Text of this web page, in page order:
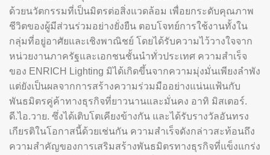
ด้วยนวัตกรรมที่เป็นมิตรต่อสิ่งแวดล้อม เพื่อยกระดับคุณภาพ
ชีวิตของผู้มีส่วนร่วมอย่างยั่งยืน ตอบโจทย์การใช้งานทั้งใน
กลุ่มที่อยู่อาศัยและเชิงพาณิชย์ โดยได้รับความไว้วางใจจาก
หน่วยงานภาครัฐและเอกชนชั้นนำทั่วประเทศ ความสำเร็จ
ของ ENRICH Lighting มิได้เกิดขึ้นจากความมุ่งมั่นเพียงลำพัง
แต่ยังเป็นผลจากการสร้างความร่วมมืออย่างแน่นแฟ้นกับ
พันธมิตรคู่ค้าทางธุรกิจที่ยาวนานและมั่นคง อาทิ มิสเตอร์.
ดี.ไอ.วาย. ซึ่งได้เติบโตเคียงข้างกัน และได้รับรางวัลอันทรง
เกียรติในโอกาสนี้ด้วยเช่นกัน ความสำเร็จดังกล่าวสะท้อนถึง
ความสำคัญของการเสริมสร้างพันธมิตรทางธุรกิจที่แข็งแกร่ง